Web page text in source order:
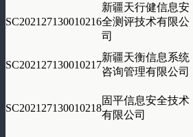
SC202127130010216
新疆天行健信息安
全测评技术有限公
司
SC202127130010217
新疆天衡信息系统
咨询管理有限公司
SC202127130010218
固平信息安全技术
有限公司